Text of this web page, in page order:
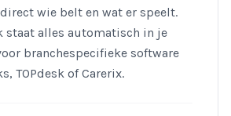
wie belt en wat er speelt.
staat alles automatisch in je
branchespecifieke software
TOPdesk of Carerix.